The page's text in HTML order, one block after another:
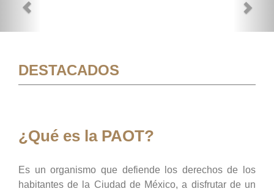
DESTACADOS
¿Qué es la PAOT?
Es un organismo que defiende los derechos de los
habitantes de la Ciudad de México, a disfrutar de un